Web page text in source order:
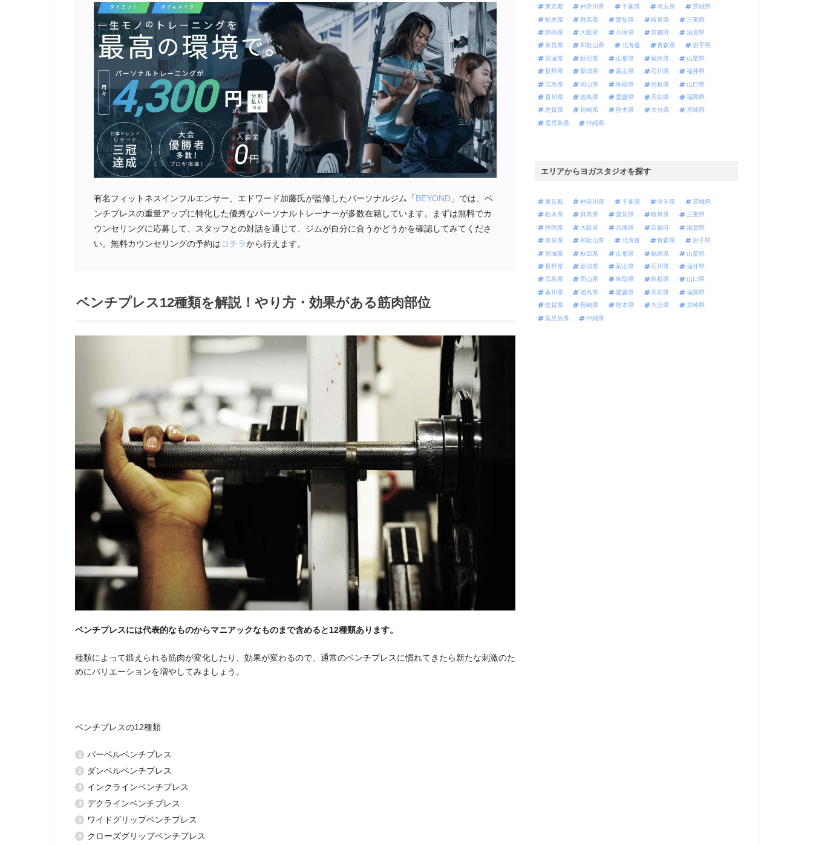
有名フィットネスインフルエンサー、エドワード加藤氏が監修したパーソナルジム「BEYOND 」では、ベ
ンチプレスの重量アップに特化した優秀なパーソナルトレーナーが多数在籍しています。まずは無料でカ
ウンセリングに応募して、スタッフとの対話を通じて、ジムが自分に合うかどうかを確認してみてくださ
い。無料カウンセリングの予約はコチラから行えます。
ベンチプレス12種類を解説！やり方・効果がある筋肉部位
ベンチプレスには代表的なものからマニアックなものまで含めると12種類あります。
種類によって鍛えられる筋肉が変化したり、効果が変わるので、通常のベンチプレスに慣れてきたら新たな刺激のた
めにバリエーションを増やしてみましょう。
ベンチプレスの12種類
バーベルベンチプレス
ダンベルベンチプレス
インクラインベンチプレス
デクラインベンチプレス
ワイドグリップベンチプレス
クローズグリップベンチプレス
東京都 神奈川県 千葉県 埼玉県
茨城県
栃木県
群馬県 愛知県 岐阜県
三重県
静岡県
大阪府 兵庫県 京都府
滋賀県
奈良県
和歌山県 北海道 青森県
岩手県
宮城県
秋田県 山形県 福島県
山梨県
長野県
新潟県 富山県 石川県
福井県
広島県
岡山県 鳥取県 島根県
山口県
香川県
徳島県 愛媛県 高知県
福岡県
佐賀県
長崎県 熊本県 大分県
宮崎県
鹿児島県
沖縄県
エリアからヨガスタジオを探す
東京都 神奈川県 千葉県 埼玉県
茨城県
栃木県
群馬県 愛知県 岐阜県
三重県
静岡県
大阪府 兵庫県 京都府
滋賀県
奈良県
和歌山県 北海道 青森県
岩手県
宮城県
秋田県 山形県 福島県
山梨県
長野県
新潟県 富山県 石川県
福井県
広島県
岡山県 鳥取県 島根県
山口県
香川県
徳島県 愛媛県 高知県
福岡県
佐賀県
長崎県 熊本県 大分県
宮崎県
鹿児島県
沖縄県